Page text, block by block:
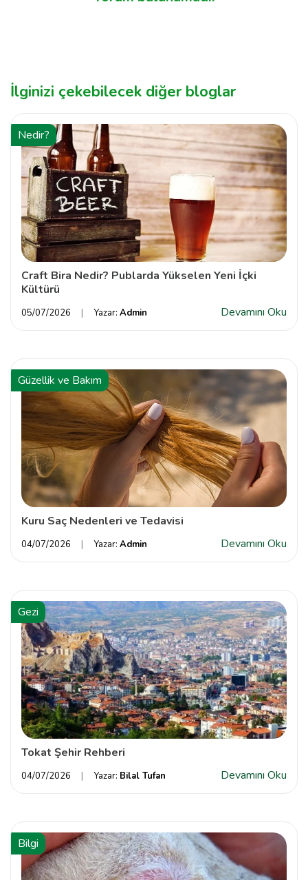
İlginizi çekebilecek diğer bloglar
Nedir?
Craft Bira Nedir? Publarda Yükselen Yeni İçki
Kültürü
05/07/2026 Yazar: Admin Devamını Oku
Güzellik ve Bakım
Kuru Saç Nedenleri ve Tedavisi
04/07/2026 Yazar: Admin Devamını Oku
Gezi
Tokat Şehir Rehberi
04/07/2026 Yazar: Bilal Tufan Devamını Oku
Bilgi